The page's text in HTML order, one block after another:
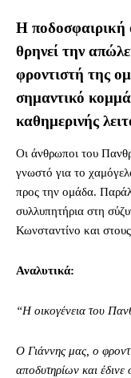
Η ποδοσφαιρική
θρηνεί την
φροντιστή της
σημαντικό
καθημερινής
Οι άνθρωποι του
γνωστό για το
προς την ομάδα.
συλλυπητήρια στη
Κωνσταντίνο και
Αναλυτικά:
“Η οικογένεια του
Ο Γιάννης μας, ο
αποδυτηρίων και έδινε